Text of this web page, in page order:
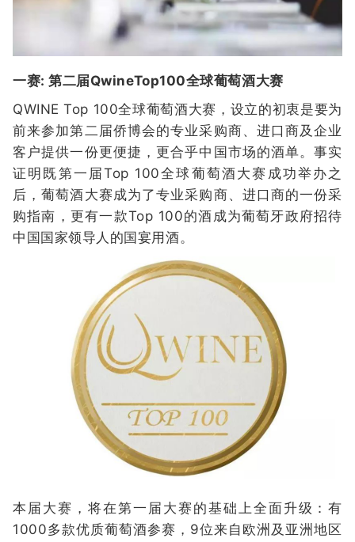
一赛: 第二届QwineTop100全球葡萄酒大赛
QWINE Top 100全球葡萄酒大赛，设立的初衷是要为
前来参加第二届侨博会的专业采购商、进口商及企业
客户提供一份更便捷，更合乎中国市场的酒单。事实
证明既第一届Top 100全球葡萄酒大赛成功举办之
后，葡萄酒大赛成为了专业采购商、进口商的一份采
购指南，更有一款Top 100的酒成为葡萄牙政府招待
中国国家领导人的国宴用酒。
本届大赛，将在第一届大赛的基础上全面升级：有
1000多款优质葡萄酒参赛，9位来自欧洲及亚洲地区